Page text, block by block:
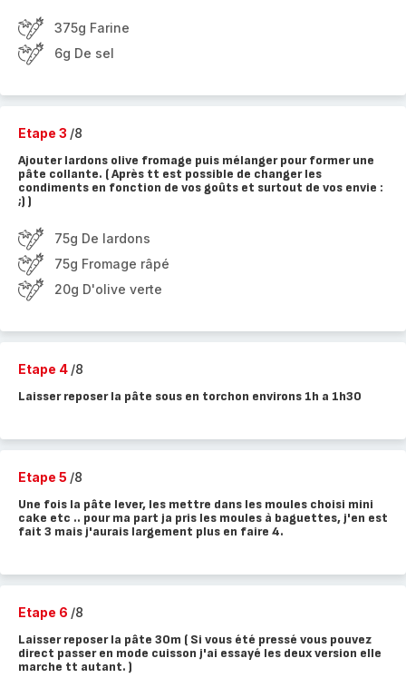
375g Farine
6g De sel
Etape 3 /8
Ajouter lardons olive fromage puis mélanger pour former une
pâte collante. ( Après tt est possible de changer les
condiments en fonction de vos goûts et surtout de vos envie :
;) )
75g De lardons
75g Fromage râpé
20g D'olive verte
Etape 4 /8
Laisser reposer la pâte sous en torchon environs 1h a 1h30
Etape 5 /8
Une fois la pâte lever, les mettre dans les moules choisi mini
cake etc .. pour ma part ja pris les moules à baguettes, j'en est
fait 3 mais j'aurais largement plus en faire 4.
Etape 6 /8
Laisser reposer la pâte 30m ( Si vous été pressé vous pouvez
direct passer en mode cuisson j'ai essayé les deux version elle
marche tt autant. )